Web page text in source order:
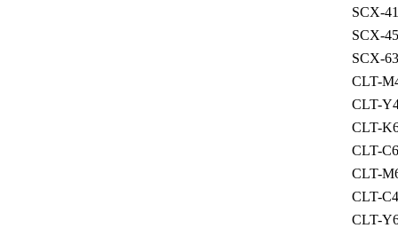
SCX-
SCX-
SCX-
CLT-
CLT-
CLT-
CLT-
CLT-
CLT-
CLT-